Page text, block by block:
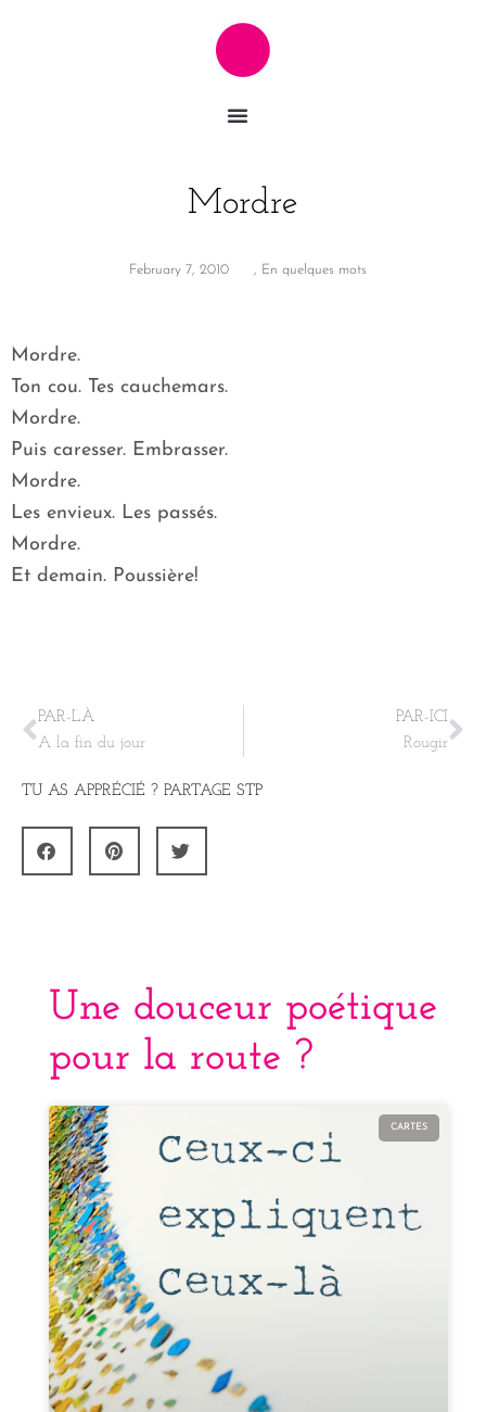
Mordre
February 7, 2010 , En quelques mots
Mordre.
Ton cou. Tes cauchemars.
Mordre.
Puis caresser. Embrasser.
Mordre.
Les envieux. Les passés.
Mordre.
Et demain. Poussière!
PAR-LÀ
A la fin du jour
PAR-ICI
Rougir
TU AS APPRÉCIÉ ? PARTAGE STP
Une douceur poétique
pour la route ?
CARTES